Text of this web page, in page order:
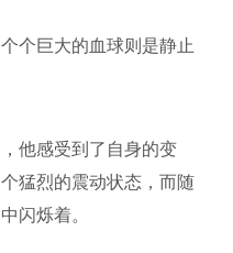
个巨大的血球则是静止
他感受到了自身的变
猛烈的震动状态，而随
闪烁着。